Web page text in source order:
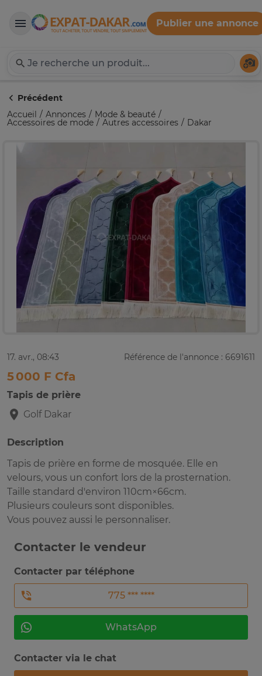
Expat-Dakar
Publier une annonce
Précédent
Accueil
Annonces Mode & beauté
Accessoires de mode Autres accessoires Dakar
17. avr., 08:43 Référence de l'annonce : 6691611
5 000 F Cfa
Tapis de prière
Golf Dakar
Description
Tapis de prière en forme de mosquée. Elle en
velours, vous un confort lors de la prosternation.
Taille standard d'environ 110cm×66cm.
Plusieurs couleurs sont disponibles.
Vous pouvez aussi le personnaliser.
Contacter le vendeur
Contacter par téléphone
775 *** ****
WhatsApp
Contacter via le chat